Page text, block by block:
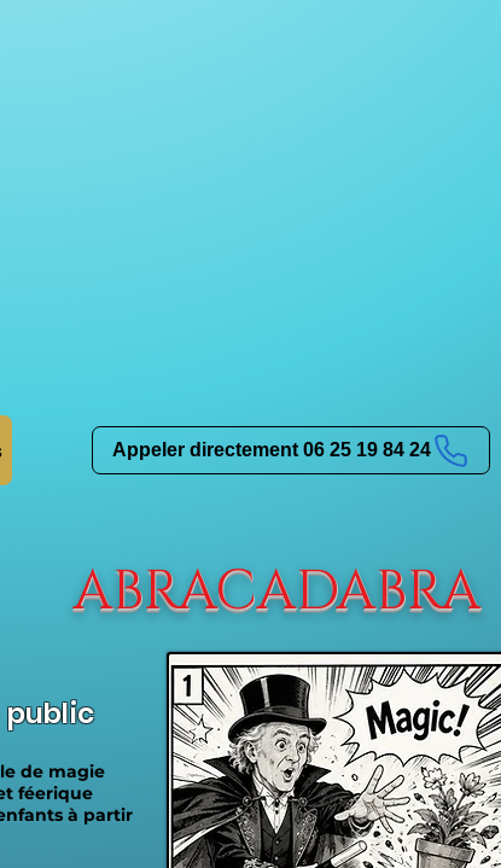
Appeler directement 06 25 19 84 24
ABRACADABRA
public
de magie
féerique
à partir